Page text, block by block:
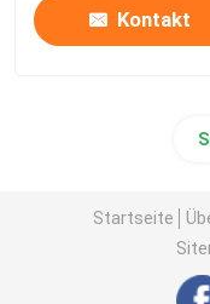
Kontakt
Startseite